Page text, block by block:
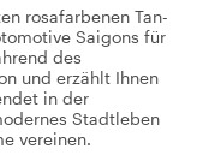
rosafarbenen Tan-
Saigons für
des
und erzählt Ihnen
in der
Stadtleben
vereinen.